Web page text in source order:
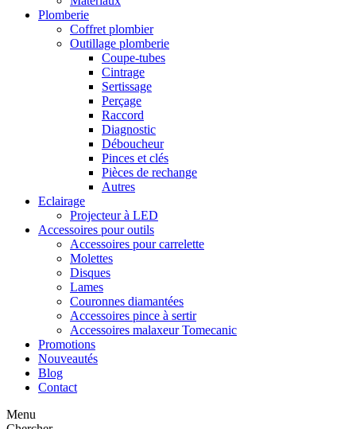
Plomberie
Coffret plombier
Outillage plomberie
Coupe-tubes
Cintrage
Sertissage
Perçage
Raccord
Diagnostic
Déboucheur
Pinces et clés
Pièces de rechange
Autres
Eclairage
Projecteur à LED
Accessoires pour outils
Accessoires pour carrelette
Molettes
Disques
Lames
Couronnes diamantées
Accessoires pince à sertir
Accessoires malaxeur Tomecanic
Promotions
Nouveautés
Blog
Contact
Menu